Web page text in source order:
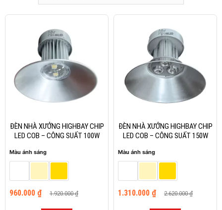
ĐÈN NHÀ XƯỞNG HIGHBAY CHIP
LED COB – CÔNG SUẤT 100W
Màu ánh sáng
1.920.000₫
Giá
gốc
960.000 ₫
Giá
hiện
ĐÈN NHÀ XƯỞNG HIGHBAY CHIP
LED COB – CÔNG SUẤT 150W
Màu ánh sáng
2.620.000₫
Giá
gốc
1.310.000 ₫
Giá
hiện